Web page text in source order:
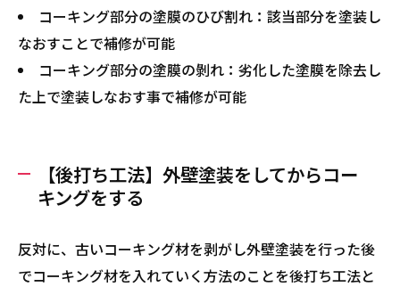
コーキング部分の塗膜のひび割れ：該当部分を塗装し
なおすことで補修が可能
コーキング部分の塗膜の剝れ：劣化した塗膜を除去し
た上で塗装しなおす事で補修が可能
【後打ち工法】外壁塗装をしてからコー
キングをする
反対に、古いコーキング材を剥がし外壁塗装を行った後
でコーキング材を入れていく方法のことを後打ち工法と